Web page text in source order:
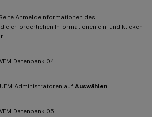
Anmeldeinformationen des
erforderlichen Informationen ein, und klicken
Administratoren auf Auswählen